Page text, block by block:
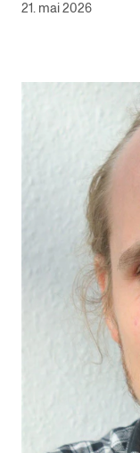
21. mai 2026